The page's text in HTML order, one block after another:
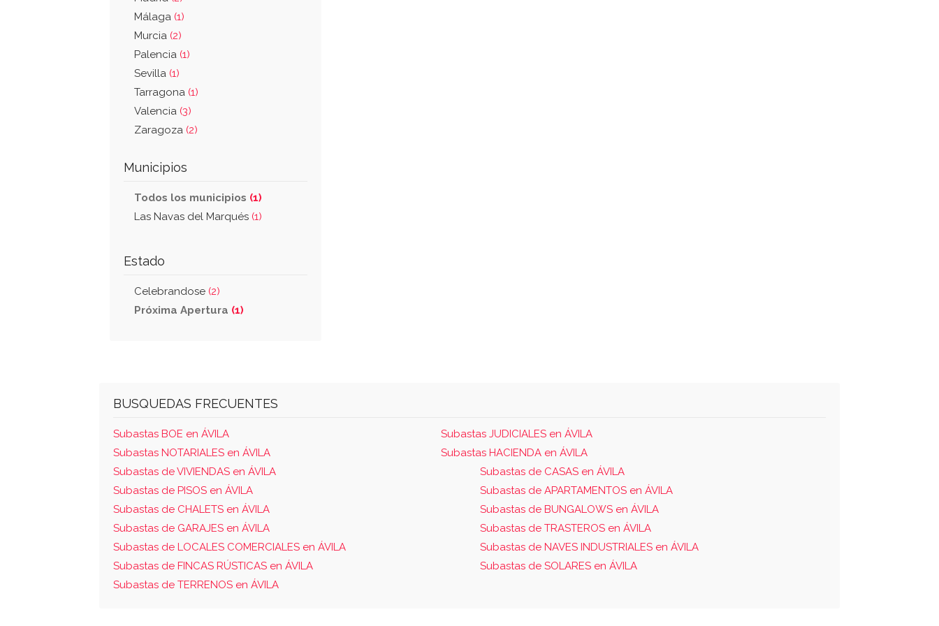
Málaga (1)
Murcia (2)
Palencia (1)
Sevilla (1)
Tarragona (1)
Valencia (3)
Zaragoza (2)
Municipios
Todos los municipios (1)
Las Navas del Marqués (1)
Estado
Celebrandose (2)
Próxima Apertura (1)
BUSQUEDAS FRECUENTES
Subastas BOE en ÁVILA
Subastas JUDICIALES en ÁVILA
Subastas NOTARIALES en ÁVILA
Subastas HACIENDA en ÁVILA
Subastas de VIVIENDAS en ÁVILA
Subastas de CASAS en ÁVILA
Subastas de PISOS en ÁVILA
Subastas de APARTAMENTOS en ÁVILA
Subastas de CHALETS en ÁVILA
Subastas de BUNGALOWS en ÁVILA
Subastas de GARAJES en ÁVILA
Subastas de TRASTEROS en ÁVILA
Subastas de LOCALES COMERCIALES en ÁVILA
Subastas de NAVES INDUSTRIALES en ÁVILA
Subastas de FINCAS RÚSTICAS en ÁVILA
Subastas de SOLARES en ÁVILA
Subastas de TERRENOS en ÁVILA